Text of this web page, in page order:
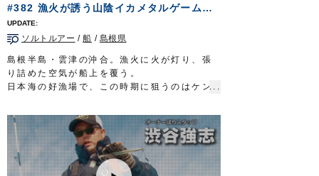
指し示してくれる。
放送日 2019年9月8日
■タックル
竿：鮎竿 9m
仕掛け：
プロ完全仕掛複合メタル 0.06号
鼻かん周り： 移動鼻かんスイフト仕掛
ハリス： ザイト・鮎トップハリス フロロ
ハリ：スティング6.5号
#382 漁火が誘う山陰イカメタルゲーム～旬のシロイカが告げる夏の到来～
ソルトルアー /船 / 島根県
島根半島・雲津の沖合。漁火に火が灯り、張
り詰めた空気が船上を覆う。
日本海の好漁場で、この時期に狙うのはケン
呼ばれ、食味抜群。夏が旬の、ご当地グルメ
だ。
イカメタルを巧みに操るのは、倉敷のフィッ
シングショップに勤める重本尚也さん。
宝の山に当たれば望外の釣果が待っている。